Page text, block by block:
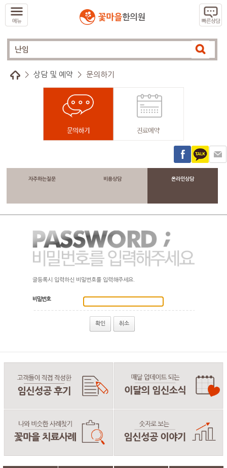
> 상담 및 예약 > 문의하기
자주하는질문 비용상담 온라인상담
글등록시 입력하신 비밀번호를 입력해주세요.
비밀번호
확인 취소